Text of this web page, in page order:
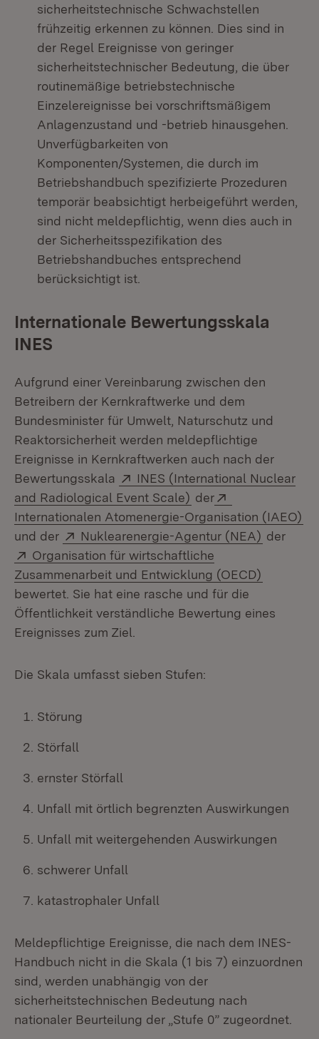
sicherheitstechnische Schwachstellen
frühzeitig erkennen zu können. Dies sind in
der Regel Ereignisse von geringer
sicherheitstechnischer Bedeutung, die über
routinemäßige betriebstechnische
Einzelereignisse bei vorschriftsmäßigem
Anlagenzustand und -betrieb hinausgehen.
Unverfügbarkeiten von
Komponenten/Systemen, die durch im
Betriebshandbuch spezifizierte Prozeduren
temporär beabsichtigt herbeigeführt werden,
sind nicht meldepflichtig, wenn dies auch in
der Sicherheitsspezifikation des
Betriebshandbuches entsprechend
berücksichtigt ist.
Internationale Bewertungsskala
INES
Aufgrund einer Vereinbarung zwischen den
Betreibern der Kernkraftwerke und dem
Bundesminister für Umwelt, Naturschutz und
Reaktorsicherheit werden meldepflichtige
Ereignisse in Kernkraftwerken auch nach der
Bewertungsskala
Extern:
INES (International Nuclear
and Radiological Event Scale) (Öffnet in neuem
der
Internationalen Atomenergie-Organisation (IAEO)
und der
Extern:
Nuklearenergie-Agentur (NEA) (Öffnet
der
Extern:
Organisation für wirtschaftliche
Zusammenarbeit und Entwicklung (OECD)
bewertet. Sie hat eine rasche und für die
Öffentlichkeit verständliche Bewertung eines
Ereignisses zum Ziel.
Die Skala umfasst sieben Stufen:
Störung
Störfall
ernster Störfall
Unfall mit örtlich begrenzten Auswirkungen
Unfall mit weitergehenden Auswirkungen
schwerer Unfall
katastrophaler Unfall
Meldepflichtige Ereignisse, die nach dem INES-
Handbuch nicht in die Skala (1 bis 7) einzuordnen
sind, werden unabhängig von der
sicherheitstechnischen Bedeutung nach
nationaler Beurteilung der „Stufe 0” zugeordnet.